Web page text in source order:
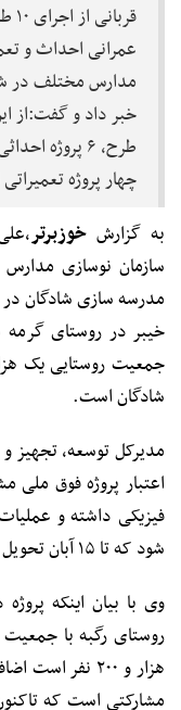
عمرانی احداث و
مدارس مختلف در
طرح، ۶ پروژه
چهار پروژه
به گزارش خوزبرتر
سازمان نوسازی
شادگان است.
مدیرکل توسعه، تجهیز
فیزیکی داشته و
شود که تا ۱۵ آبان تحویل داده شود.
هزار و ۲۰۰ نفر